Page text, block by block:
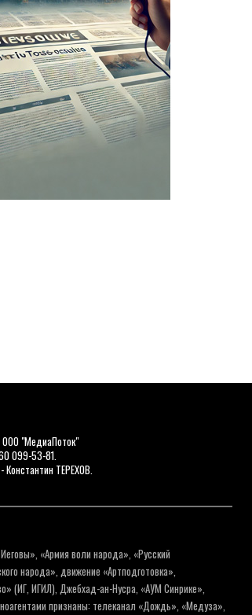
"МедиаПоток"
099-53-81.
ТЕРЕХОВ.
«Армия воли народа», «Русский
народа», движение «Артподготовка»,
(ИГ, ИГИЛ), Джебхад-ан-Нусра, «АУМ Синрике»,
признаны: телеканал «Дождь», «Медуза»,